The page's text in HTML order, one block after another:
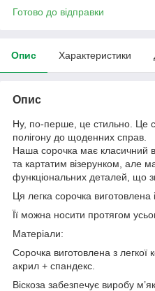
Готово до відправки
Опис Характеристики
Опис
Ну, по-перше, це стильно. Це
полігону до щоденних справ.
Наша сорочка має класичний
та картатим візерунком, але
функціональних деталей, що
Ця легка сорочка виготовлена
Її можна носити протягом
Матеріали:
Сорочка виготовлена з легкої
акрил + спандекс.
Віскоза забезпечує виробу